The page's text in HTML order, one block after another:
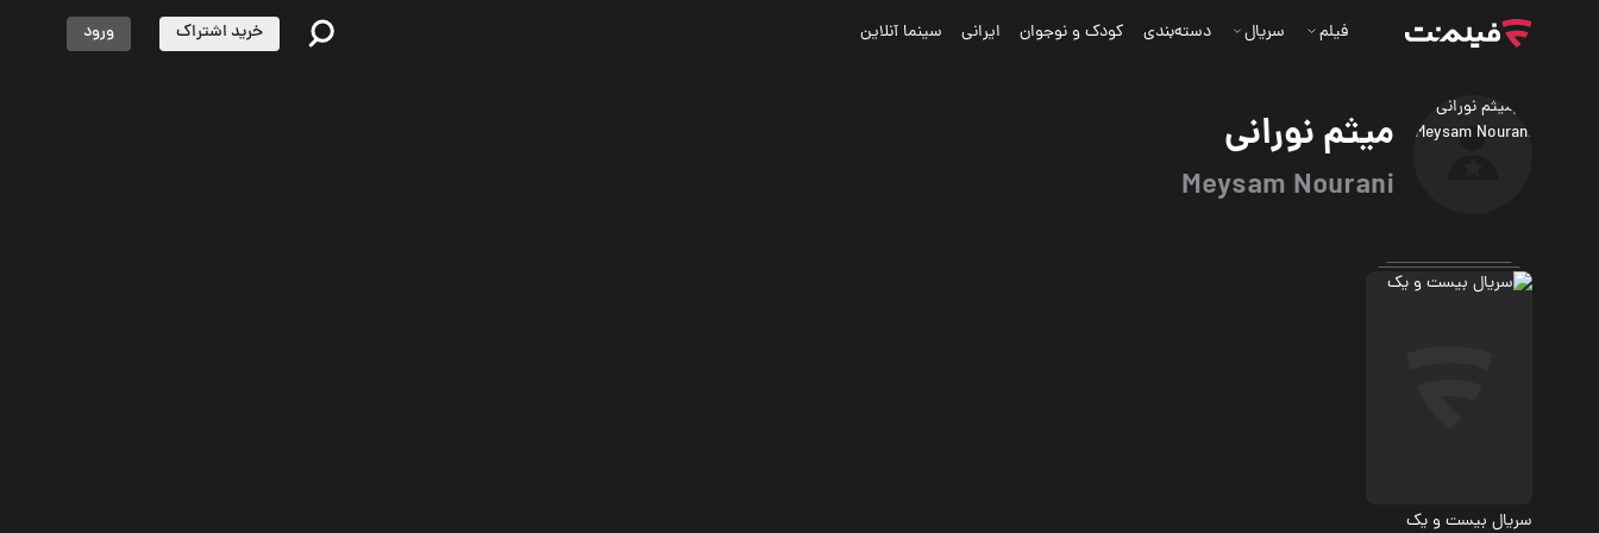
میثم نورانی
Meysam Nourani
فیلم سریال دسته‌بندی کودک و نوجوان ایرانی سینما آنلاین خرید اشتراک ورود
سریال بیست و یک